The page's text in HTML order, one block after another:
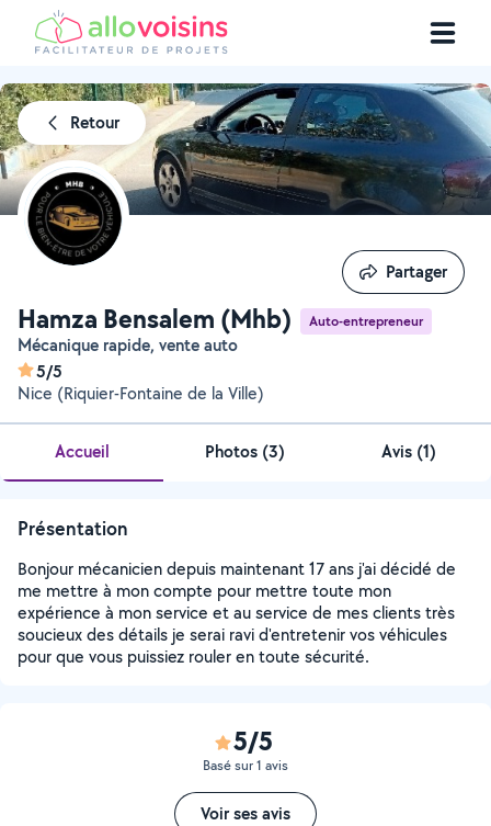
Retour
Hamza Bensalem (Mhb) Auto-entrepreneur
Mécanique rapide, vente auto
5/5
Nice (Riquier-Fontaine de la Ville)
Partager
Partager
Accueil Photos (3) Avis (1)
Présentation
Bonjour mécanicien depuis maintenant 17 ans j'ai décidé de
me mettre à mon compte pour mettre toute mon
expérience à mon service et au service de mes clients très
soucieux des détails je serai ravi d'entretenir vos véhicules
pour que vous puissiez rouler en toute sécurité.
5/5
Basé sur 1 avis
Voir ses avis